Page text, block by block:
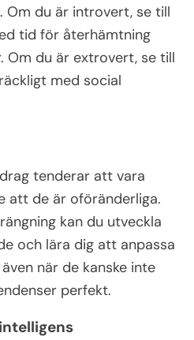
Om du är introvert, se till
tid för återhämtning
Om du är extrovert, se till
med social
tenderar att vara
att de är oföränderliga.
kan du utveckla
och lära dig att anpassa
när de kanske inte
perfekt.